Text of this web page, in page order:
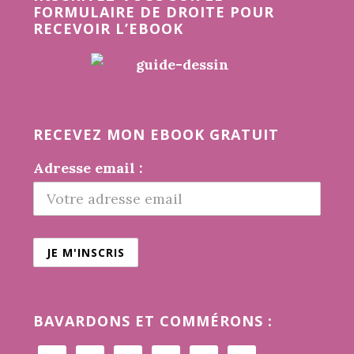
FORMULAIRE DE DROITE POUR
RECEVOIR L’EBOOK
RECEVEZ MON EBOOK GRATUIT
Adresse email :
BAVARDONS ET COMMÉRONS :